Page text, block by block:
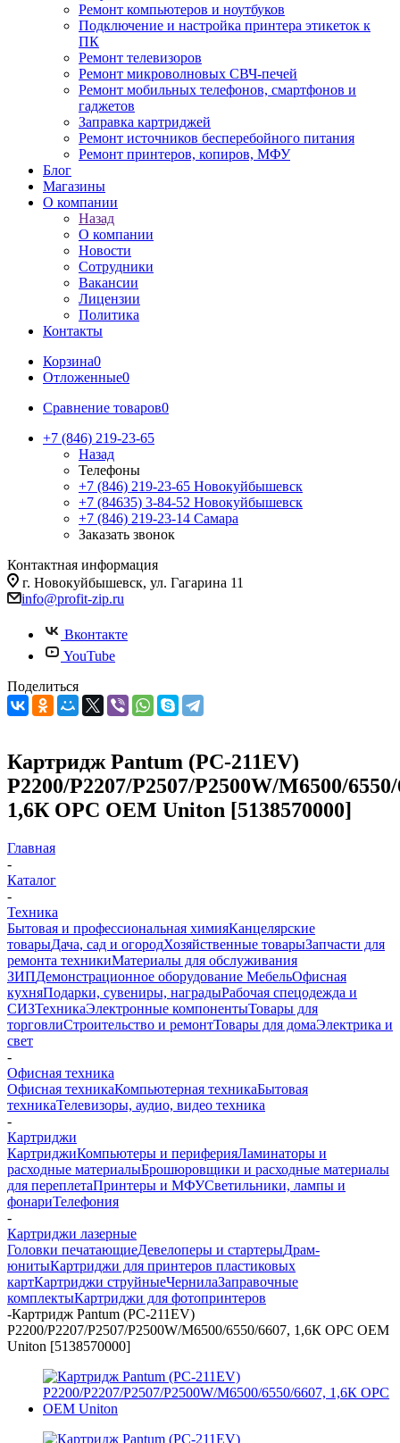
Ремонт компьютеров и ноутбуков
Подключение и настройка принтера этикеток к
ПК
Ремонт телевизоров
Ремонт микроволновых СВЧ-печей
Ремонт мобильных телефонов, смартфонов и
гаджетов
Заправка картриджей
Ремонт источников бесперебойного питания
Ремонт принтеров, копиров, МФУ
Блог
Магазины
О компании
Назад
О компании
Новости
Сотрудники
Вакансии
Лицензии
Политика
Контакты
Корзина0
Отложенные0
Сравнение товаров0
+7 (846) 219-23-65
Назад
Телефоны
+7 (846) 219-23-65 Новокуйбышевск
+7 (84635) 3-84-52 Новокуйбышевск
+7 (846) 219-23-14 Самара
Заказать звонок
Контактная информация
г. Новокуйбышевск, ул. Гагарина 11
info@profit-zip.ru
Вконтакте
YouTube
Поделиться
Картридж Pantum (PC-211EV)
P2200/P2207/P2507/P2500W/M6500/
1,6К OPC OEM Uniton [5138570000]
Главная
-
Каталог
-
Техника
Бытовая и профессиональная химияКанцелярские
товарыДача, сад и огородХозяйственные товарыЗапчасти для
ремонта техникиМатериалы для обслуживания
ЗИПДемонстрационное оборудование МебельОфисная
кухняПодарки, сувениры, наградыРабочая спецодежда и
СИЗТехникаЭлектронные компонентыТовары для
торговлиСтроительство и ремонтТовары для домаЭлектрика и
свет
-
Офисная техника
Офисная техникаКомпьютерная техникаБытовая
техникаТелевизоры, аудио, видео техника
-
Картриджи
КартриджиКомпьютеры и периферияЛаминаторы и
расходные материалыБрошюровщики и расходные материалы
для переплетаПринтеры и МФУСветильники, лампы и
фонариТелефония
-
Картриджи лазерные
Головки печатающиеДевелоперы и стартерыДрам-
юнитыКартриджи для принтеров пластиковых
картКартриджи струйныеЧернилаЗаправочные
комплектыКартриджи для фотопринтеров
-Картридж Pantum (PC-211EV)
P2200/P2207/P2507/P2500W/M6500/6550/6607, 1,6К OPC OEM
Uniton [5138570000]